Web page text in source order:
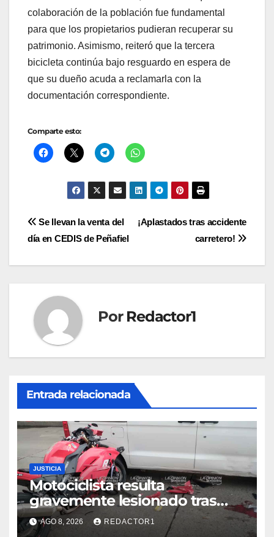
colaboración de la población fue fundamental
para que los propietarios pudieran recuperar su
patrimonio. Asimismo, reiteró que la tercera
bicicleta continúa bajo resguardo en espera de
que su dueño acuda a reclamarla con la
documentación correspondiente.
Comparte esto:
Navegación¡Aplastados tras accidente
carretero!
Se llevan la venta del
día en CEDIS de Peñafiel
Por Redactor1
Entrada relacionada
JUSTICIA
Motociclista resulta
gravemente lesionado tras
choque en la colonia Ricardo
Flores Magón
AGO 8, 2026 REDACTOR1